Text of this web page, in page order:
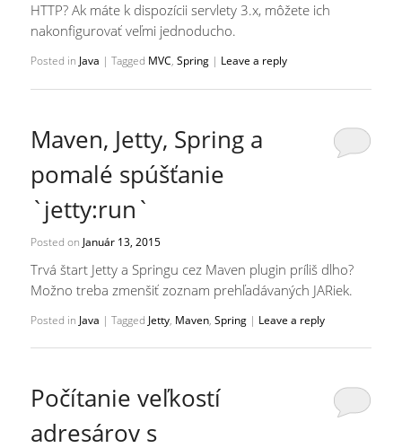
HTTP? Ak máte k dispozícii servlety 3.x, môžete ich
nakonfigurovať veľmi jednoducho.
Posted in Java |Tagged MVC,Spring | Leave a reply
Maven, Jetty, Spring a
pomalé spúšťanie
`jetty:run`
Posted on Január 13, 2015
Trvá štart Jetty a Springu cez Maven plugin príliš dlho?
Možno treba zmenšiť zoznam prehľadávaných JARiek.
Posted in Java |Tagged Jetty, Maven,Spring | Leave a reply
Počítanie veľkostí
adresárov s